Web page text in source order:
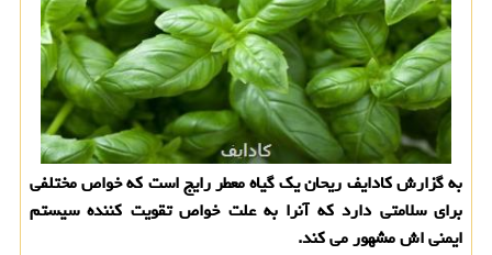
به گزارش کادایف ریحان یک گیاه معطر رایج است که خواص مختلفی
برای سلامتی دارد که آنرا به علت خواص تقویت کننده سیستم
ایمنی اش مشهور می کند.